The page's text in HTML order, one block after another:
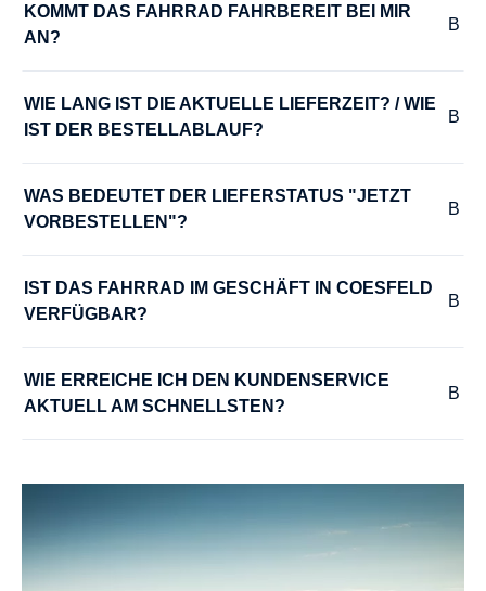
KOMMT DAS FAHRRAD FAHRBEREIT BEI MIR
AN?
WIE LANG IST DIE AKTUELLE LIEFERZEIT? / WIE
IST DER BESTELLABLAUF?
WAS BEDEUTET DER LIEFERSTATUS "JETZT
VORBESTELLEN"?
IST DAS FAHRRAD IM GESCHÄFT IN COESFELD
VERFÜGBAR?
WIE ERREICHE ICH DEN KUNDENSERVICE
AKTUELL AM SCHNELLSTEN?